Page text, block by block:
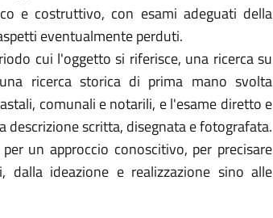
e costruttivo, con esami adeguati della
eventualmente perduti.
cui l'oggetto si riferisce, una ricerca su
ricerca storica di prima mano svolta
comunali e notarili, e l'esame diretto e
scritta, disegnata e fotografata.
un approccio conoscitivo, per precisare
dalla ideazione e realizzazione sino alle